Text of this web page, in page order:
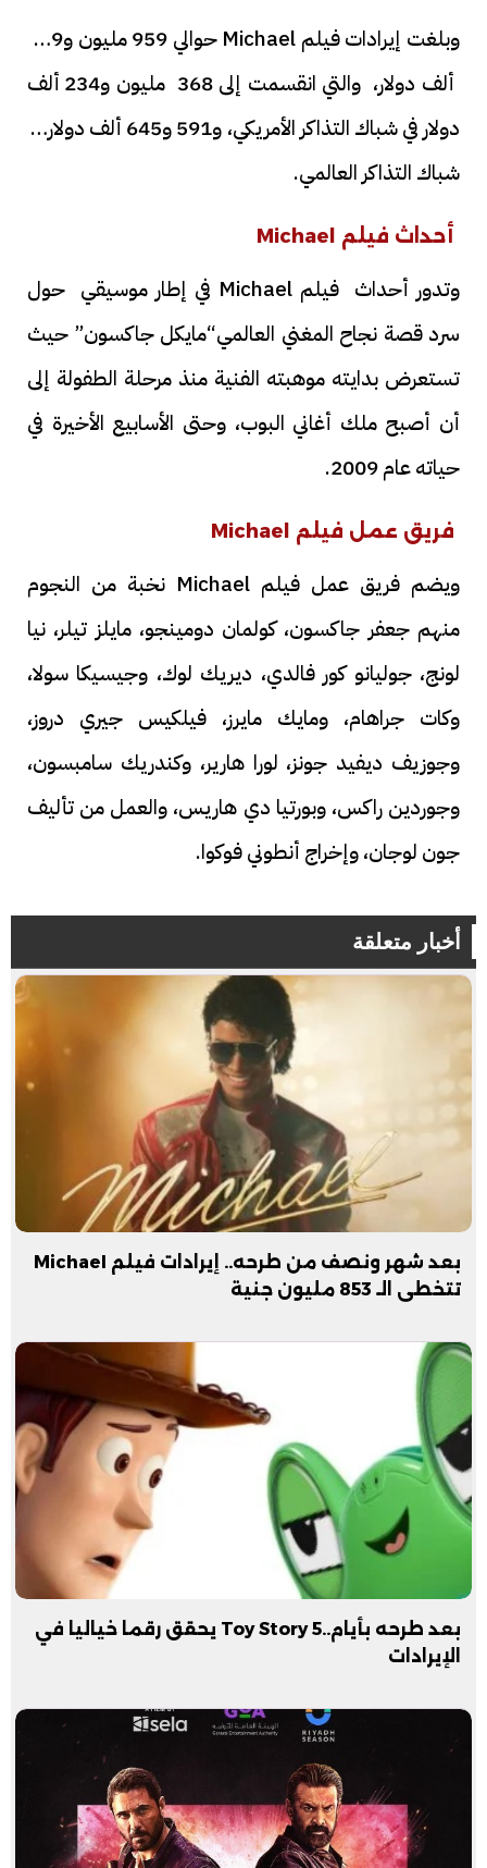
وبلغت إيرادات فيلم Michael حوالي 959 مليون و879
ألف دولار، والتي انقسمت إلى 368 مليون و234 ألف
دولار في شباك التذاكر الأمريكي، و591 و645 ألف دولار في
شباك التذاكر العالمي.
أحداث فيلم Michael
وتدور أحداث فيلم Michael في إطار موسيقي حول
سرد قصة نجاح المغني العالمي“مايكل جاكسون” حيث
تستعرض بدايته موهبته الفنية منذ مرحلة الطفولة إلى
أن أصبح ملك أغاني البوب، وحتى الأسابيع الأخيرة في
حياته عام 2009.
فريق عمل فيلم Michael
ويضم فريق عمل فيلم Michael نخبة من النجوم
منهم جعفر جاكسون، كولمان دومينجو، مايلز تيلر، نيا
لونج، جوليانو كور فالدي، ديريك لوك، وجيسيكا سولا،
وكات جراهام، ومايك مايرز، فيلكيس جيري دروز،
وجوزيف ديفيد جونز، لورا هارير، وكندريك سامبسون،
وجوردين راكس، وبورتيا دي هاريس، والعمل من تأليف
جون لوجان، وإخراج أنطوني فوكوا.
أخبار متعلقة
بعد شهر ونصف من طرحه.. إيرادات فيلم Michael
تتخطى الـ 853 مليون جنية
بعد طرحه بأيام..Toy Story 5 يحقق رقما خياليا في
الإيرادات